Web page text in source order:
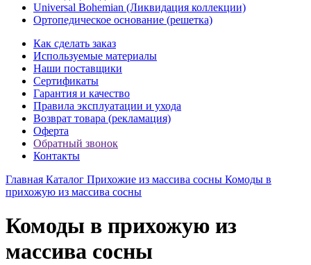
Universal Bohemian (Ликвидация коллекции)
Ортопедическое основание (решетка)
Как сделать заказ
Используемые материалы
Наши поставщики
Сертификаты
Гарантия и качество
Правила эксплуатации и ухода
Возврат товара (рекламация)
Оферта
Обратный звонок
Контакты
Главная Каталог Прихожие из массива сосны Комоды в
прихожую из массива сосны
Комоды в прихожую из
массива сосны